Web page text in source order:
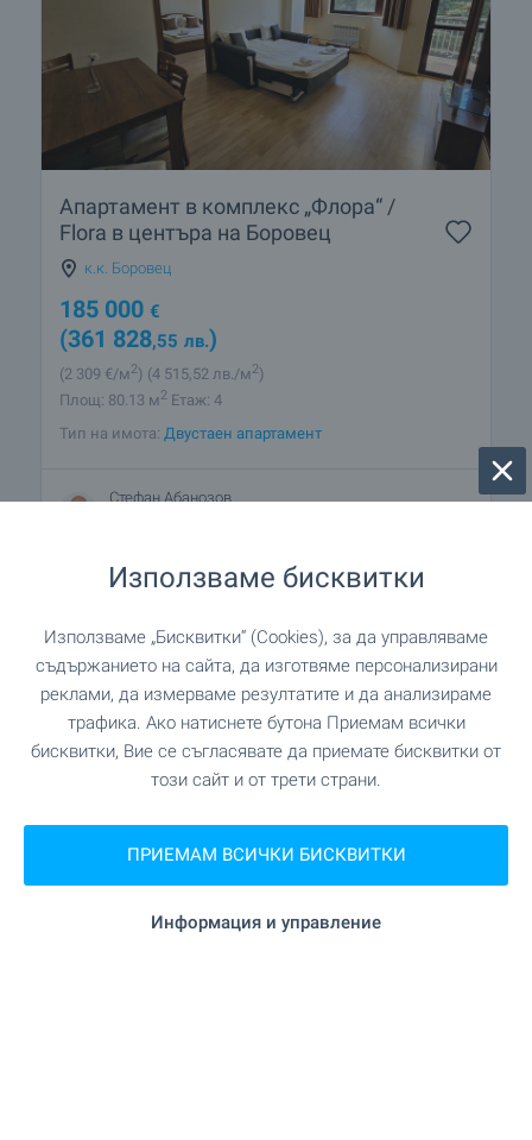
Апартамент в комплекс „Флора“ /
Flora в центъра на Боровец
к.к. Боровец
185 000 €
(361 828,55 лв.)
(2 309 €/м2) (4 515,52 лв./м2)
Площ: 80.13 м2 Етаж: 4
Тип на имота: Двустаен апартамент
Стефан Абанозов
Използваме бисквитки
Използваме „Бисквитки“ (Cookies), за да управляваме
съдържанието на сайта, да изготвяме персонализирани
реклами, да измерваме резултатите и да анализираме
трафика. Ако натиснете бутона Приемам всички
бисквитки, Вие се съгласявате да приемате бисквитки от
този сайт и от трети страни.
ПРИЕМАМ ВСИЧКИ БИСКВИТКИ
Информация и управление